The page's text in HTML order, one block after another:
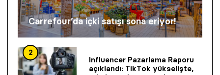
Carrefour’da içki satışı sona eriyor!
2
Influencer Pazarlama Raporu
açıklandı: TikTok yükselişte,